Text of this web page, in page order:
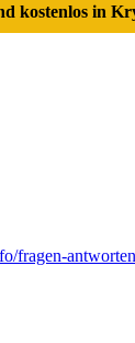
kostenlos in
fragen-